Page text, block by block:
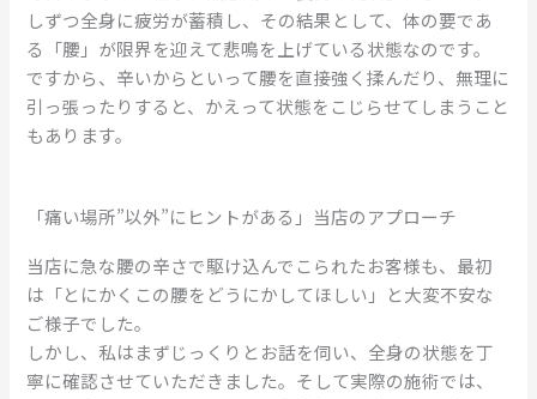
しずつ全身に疲労が蓄積し、その結果として、体の要であ
る「腰」が限界を迎えて悲鳴を上げている状態なのです。
ですから、辛いからといって腰を直接強く揉んだり、無理に
引っ張ったりすると、かえって状態をこじらせてしまうこと
もあります。
「痛い場所”以外”にヒントがある」当店のアプローチ
当店に急な腰の辛さで駆け込んでこられたお客様も、最初
は「とにかくこの腰をどうにかしてほしい」と大変不安な
ご様子でした。
しかし、私はまずじっくりとお話を伺い、全身の状態を丁
寧に確認させていただきました。そして実際の施術では、